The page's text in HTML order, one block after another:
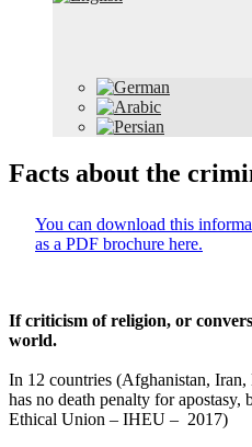
Facts about the
You can download this
as a PDF brochure here.
If criticism of religion, or
world.
In 12 countries (Afghanistan, Iran,
has no death penalty for
Ethical Union – IHEU – 2017)